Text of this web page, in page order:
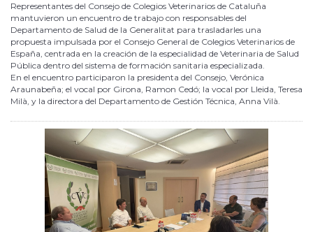
Representantes del Consejo de Colegios Veterinarios de Cataluña
mantuvieron un encuentro de trabajo con responsables del
Departamento de Salud de la Generalitat para trasladarles una
propuesta impulsada por el Consejo General de Colegios Veterinarios de
España, centrada en la creación de la especialidad de Veterinaria de Salud
Pública dentro del sistema de formación sanitaria especializada.
En el encuentro participaron la presidenta del Consejo, Verónica
Araunabeña; el vocal por Girona, Ramon Cedó; la vocal por Lleida, Teresa
Milà, y la directora del Departamento de Gestión Técnica, Anna Vilà.